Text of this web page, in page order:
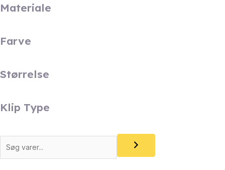
Materiale
Farve
Størrelse
Klip Type